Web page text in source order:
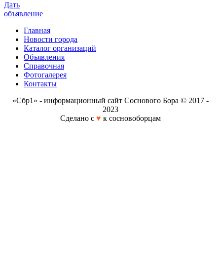
Дать
объявление
Главная
Новости города
Каталог организаций
Объявления
Справочная
Фотогалерея
Контакты
«Сбр1» - информационный сайт Соснового Бора © 2017 -
2023
Сделано с ♥ к сосновоборцам